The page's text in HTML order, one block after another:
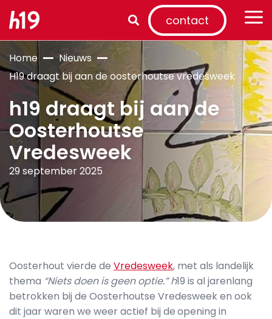
contact
Home
Nieuws
H19 draagt bij aan de oosterhoutse vredesweek
h19 draagt bij aan de
Oosterhoutse
Vredesweek
29 september 2025
Oosterhout vierde de Vredesweek, met als landelijk
thema “Niets doen is geen optie.” h19 is al jarenlang
betrokken bij de Oosterhoutse Vredesweek en ook
dit jaar waren we weer actief bij deopening in